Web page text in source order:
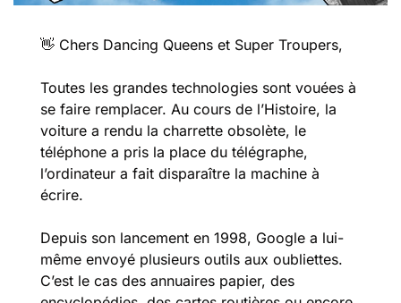
👋 Chers Dancing Queens et Super Troupers,
Toutes les grandes technologies sont vouées à
se faire remplacer. Au cours de l’Histoire, la
voiture a rendu la charrette obsolète, le
téléphone a pris la place du télégraphe,
l’ordinateur a fait disparaître la machine à
écrire.
Depuis son lancement en 1998, Google a lui-
même envoyé plusieurs outils aux oubliettes.
C’est le cas des annuaires papier, des